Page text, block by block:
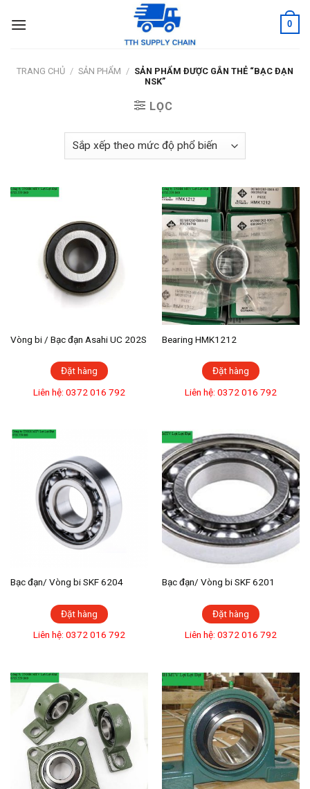
0
TRANG CHỦ / SẢN PHẨM / SẢN PHẨM ĐƯỢC GẮN THẺ “BẠC ĐẠN
NSK”
LỌC
Vòng bi / Bạc đạn Asahi UC 202S
Đặt hàng
Liên hệ: 0372 016 792
Bearing HMK1212
Đặt hàng
Liên hệ: 0372 016 792
Bạc đạn/ Vòng bi SKF 6204
Đặt hàng
Liên hệ: 0372 016 792
Bạc đạn/ Vòng bi SKF 6201
Đặt hàng
Liên hệ: 0372 016 792